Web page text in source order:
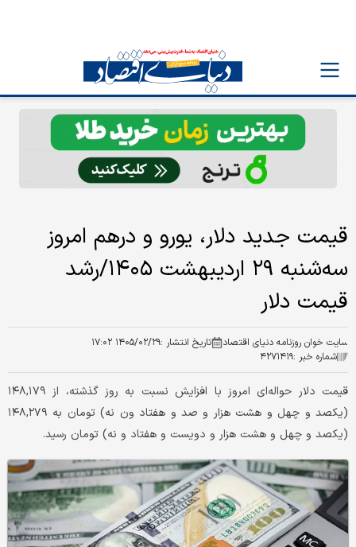
قیمت جدید دلار، یورو و درهم امروز
سه‌شنبه ۲۹ اردیبهشت ۱۴۰۵/رشد
قیمت دلار
سایت خوان روزنامه دنیای اقتصاد تاریخ انتشار :۱۴۰۵/۰۲/۲۹ ۱۷:۰۲
شماره خبر :۴۲۷۱۴۱۹
قیمت دلار حواله‌ای امروز با افزایش نسبت به روز گذشته، از ۱۴۸,۱۷۹
(یکصد و چهل و هشت هزار و صد و هفتاد ون نه) تومان به ۱۴۸,۲۷۹
(یکصد و چهل و هشت هزار و دویست و هفتاد و نه) تومان رسید.